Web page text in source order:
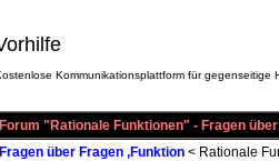
Kommunikationsplattform für gegenseitige
Forum "Rationale Funktionen" - Fragen
Fragen über Fragen ,Funktion < Rationale